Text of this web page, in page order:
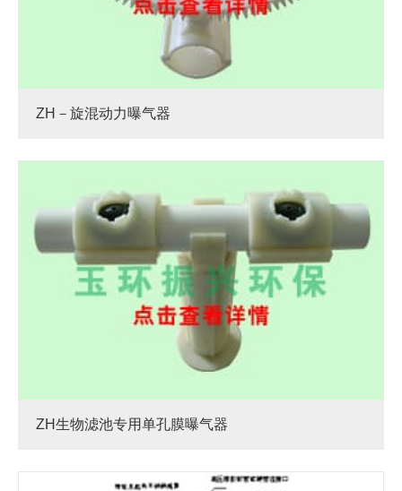
ZH－旋混动力曝气器
ZH生物滤池专用单孔膜曝气器